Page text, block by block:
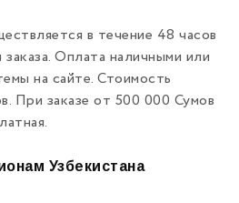
в течение 48 часов
Оплата наличными или
на сайте. Стоимость
При заказе от 500 000 Сумов
Узбекистана